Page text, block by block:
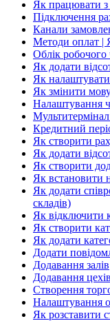
Як працювати з
Підключення
Канали
Методи оплат |
Облік робочого
Як додати
Як
Як змінити
Налаштування
Кредитний
Як створити
Як додати
Як створити
Як встановити
Як додати
складів)
Як відключити
Як створити
Як додати
Додати
Додавання залів
Додавання цехів
Створення
Налаштування
Як розставити